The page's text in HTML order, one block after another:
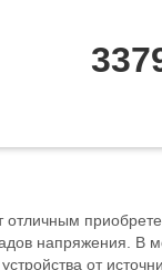
отличным
напряжения. В
от